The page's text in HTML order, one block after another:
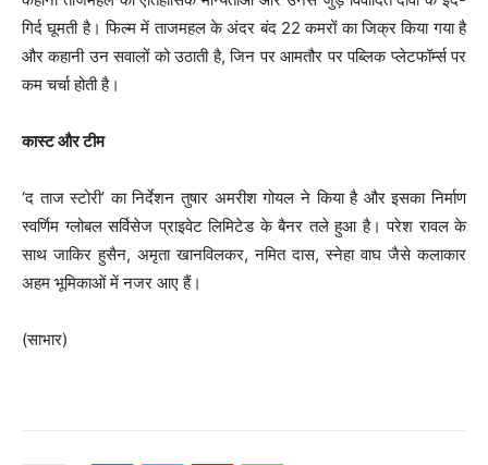
गिर्द घूमती है। फिल्म में ताजमहल के अंदर बंद 22 कमरों का जिक्र किया गया है
और कहानी उन सवालों को उठाती है, जिन पर आमतौर पर पब्लिक प्लेटफॉर्म्स पर
कम चर्चा होती है।
कास्ट और टीम
‘द ताज स्टोरी’ का निर्देशन तुषार अमरीश गोयल ने किया है और इसका निर्माण
स्वर्णिम ग्लोबल सर्विसेज प्राइवेट लिमिटेड के बैनर तले हुआ है। परेश रावल के
साथ जाकिर हुसैन, अमृता खानविलकर, नमित दास, स्नेहा वाघ जैसे कलाकार
अहम भूमिकाओं में नजर आए हैं।
(साभार)